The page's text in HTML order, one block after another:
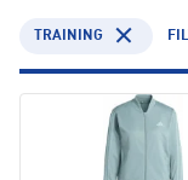
TRAINING